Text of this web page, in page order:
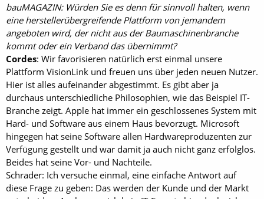
bauMAGAZIN: Würden Sie es denn für sinnvoll halten, wenn
eine herstellerübergreifende Plattform von jemandem
angeboten wird, der nicht aus der Baumaschinenbranche
kommt oder ein Verband das übernimmt?
Cordes: Wir favorisieren natürlich erst einmal unsere
Plattform VisionLink und freuen uns über jeden neuen Nutzer.
Hier ist alles aufeinander abgestimmt. Es gibt aber ja
durchaus unterschiedliche Philosophien, wie das Beispiel IT-
Branche zeigt. Apple hat immer ein geschlossenes System mit
Hard- und Software aus einem Haus bevorzugt. Microsoft
hingegen hat seine Software allen Hardwareproduzenten zur
Verfügung gestellt und war damit ja auch nicht ganz erfolglos.
Beides hat seine Vor- und Nachteile.
Schrader: Ich versuche einmal, eine einfache Antwort auf
diese Frage zu geben: Das werden der Kunde und der Markt